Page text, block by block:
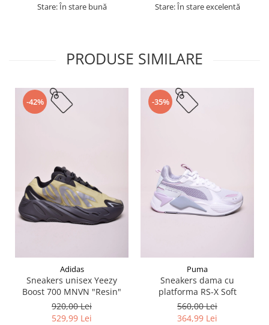
Stare: În stare bună Stare: În stare excelentă
PRODUSE SIMILARE
-42%
Adidas
Sneakers unisex Yeezy
Boost 700 MNVN "Resin"
920,00 Lei
529,99 Lei
-35%
Puma
Sneakers dama cu
platforma RS-X Soft
560,00 Lei
364,99 Lei